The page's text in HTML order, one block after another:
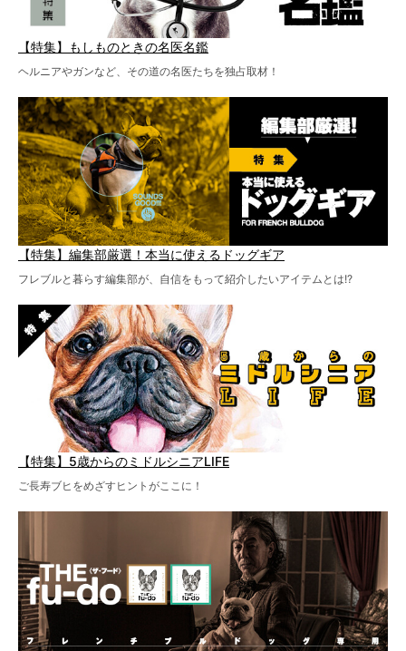
【特集】もしものときの名医名鑑
ヘルニアやガンなど、その道の名医たちを独占取材！
【特集】編集部厳選！本当に使えるドッグギア
フレブルと暮らす編集部が、自信をもって紹介したいアイテムとは!?
【特集】5歳からのミドルシニアLIFE
ご長寿ブヒをめざすヒントがここに！